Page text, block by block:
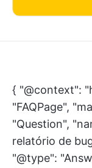
{ "@context":
"FAQPage",
"Question",
relatório de
"@type":